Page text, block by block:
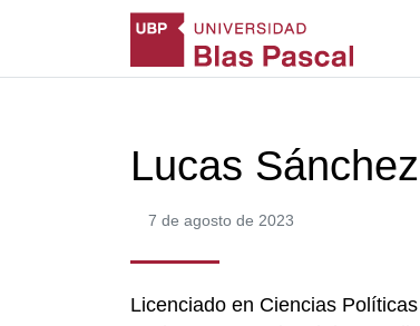
Lucas Sánchez
7 de agosto de 2023
Licenciado en Ciencias